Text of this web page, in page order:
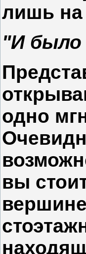
лишь на
"И было
одно
вы